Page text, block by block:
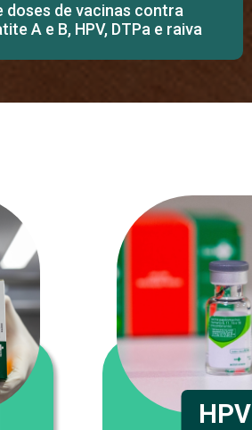
doses de vacinas contra
A e B, HPV, DTPa e raiva
HPV